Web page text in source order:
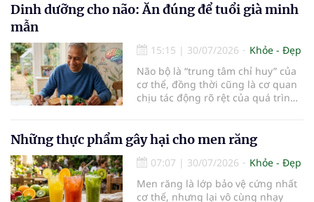
cho các hoạt động tập luyện
thường trở thành một thách thức
Dinh dưỡng cho não: Ăn đúng để tuổi già minh
mẫn
15:15 | 30/07/2026
Khỏe - Đẹp
Não bộ là “trung tâm chỉ huy” của
cơ thể, đồng thời cũng là cơ quan
chịu tác động rõ rệt của quá trình
mạnh, có thể góp phần bảo vệ tế
bào thần kinh, duy trì trí nhớ và
giúp NCT sống minh mẫn, tự chủ
lâu hơn.
Những thực phẩm gây hại cho men răng
07:07 | 30/07/2026
Khỏe - Đẹp
Men răng là lớp bảo vệ cứng nhất
cơ thể, nhưng lại vô cùng nhạy